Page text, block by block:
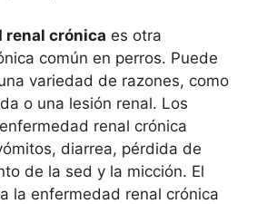
renal crónica es otra
común en perros. Puede
variedad de razones, como
o una lesión renal. Los
renal crónica
diarrea, pérdida de
de la sed y la micción. El
la enfermedad renal crónica